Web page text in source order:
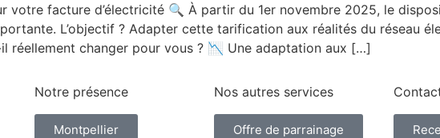
votre facture d’électricité 🔍 À partir du 1er novembre 2025, le
L’objectif ? Adapter cette tarification aux réalités du réseau
réellement changer pour vous ? 📉 Une adaptation aux […]
Notre présence
Montpellier
Nos autres services
Offre de parrainage